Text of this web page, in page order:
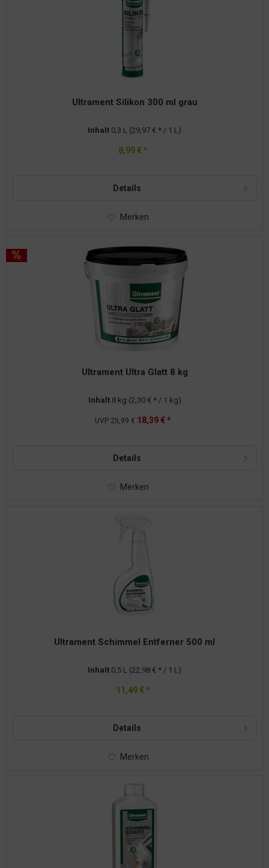
Ultrament Silikon 300 ml grau
Inhalt 0,3 L (29,97 € * / 1 L)
8,99 € *
Details
Merken
Ultrament Ultra Glatt 8 kg
Inhalt 8 kg (2,30 € * / 1 kg)
UVP 25,99 € 18,39 € *
Details
Merken
Ultrament Schimmel Entferner 500 ml
Inhalt 0,5 L (22,98 € * / 1 L)
11,49 € *
Details
Merken